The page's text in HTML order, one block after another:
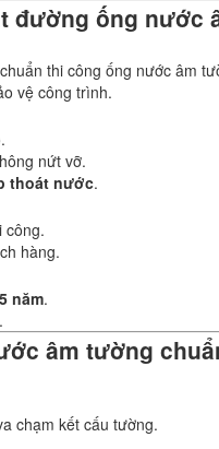
đường ống nước
thi công ống nước âm
vệ công trình.
nứt vỡ.
thoát nước.
công.
hàng.
5 năm.
âm tường
chạm kết cấu tường.